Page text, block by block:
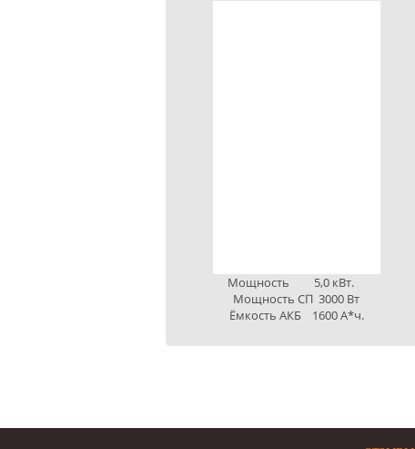
Мощность 5,0 кВт.
Мощность СП 3000 Вт
Ёмкость АКБ 1600 А*ч.